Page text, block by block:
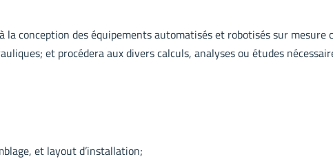
conception des équipements automatisés et robotisés sur mesure
et procédera aux divers calculs, analyses ou études
et layout d’installation;